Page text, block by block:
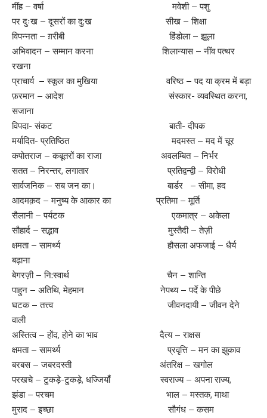
मींह – वर्षा मवेशी – पशु
पर दुःख – दूसरों का दु:ख सीख – शिक्षा
विपन्नता – ग़रीबी हिंडोला – झूला
अभिवादन – सम्मान करना शिलान्यास – नींव पत्थर
रखना
प्राचार्य – स्कूल का मुखिया वरिष्ठ – पद या क्रम में बड़ा
फ़रमान – आदेश संस्कार- व्यवस्थित करना,
सजाना
विपदा- संकट बाती- दीपक
मर्यादित- प्रतिष्ठित मदमस्त – मद में चूर
कपोतराज – कबूतरों का राजा अवलम्बित – निर्भर
सतत – निरन्तर, लगातार प्रतिद्वन्द्वी – विरोधी
सार्वजनिक – सब जन का। बार्डर – सीमा, हद
आदमक़द – मनुष्य के आकार का प्रतिमा – मूर्ति
सैलानी – पर्यटक एकमात्र – अकेला
सौहार्द – सद्भाव मुस्तैदी – तेज़ी
क्षमता – सामर्थ्य हौसला अफजाई – धैर्य
बढ़ाना
बेगरज़ी – नि:स्वार्थ चैन – शान्ति
पाहुन – अतिथि, मेहमान नेपथ्य – पर्दे के पीछे
घटक – तत्त्व जीवनदायी – जीवन देने
वाली
अस्तित्व – होंद, होने का भाव दैत्य – राक्षस
क्षमता – सामर्थ्य प्रवृत्ति – मन का झुकाव
बरबस – जबरदस्ती अंतरिक्ष – खगोल
परखचे – टुकड़े-टुकड़े, धज्जियाँ स्वराज्य – अपना राज्य,
झंडा – परचम भाल – मस्तक, माथा
मुराद – इच्छा सौगंध – कसम